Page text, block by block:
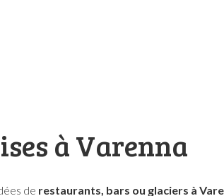
à Varenna
de restaurants, bars ou glaciers à